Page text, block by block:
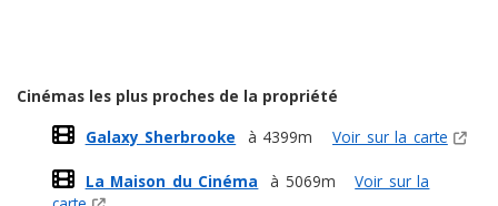
Cinémas les plus proches de la propriété
Galaxy Sherbrooke
à 4399m Voir sur la carte
La Maison du Cinéma à 5069m
Voir sur la